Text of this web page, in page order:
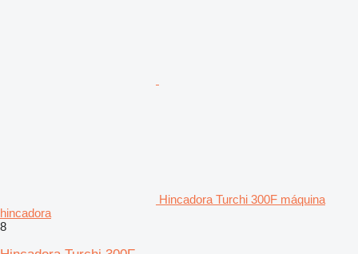
Hincadora Turchi 300F máquina
hincadora
8